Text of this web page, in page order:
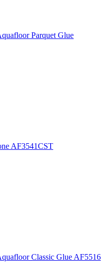
Parquet Glue
AF3541CST
Classic Glue AF5516